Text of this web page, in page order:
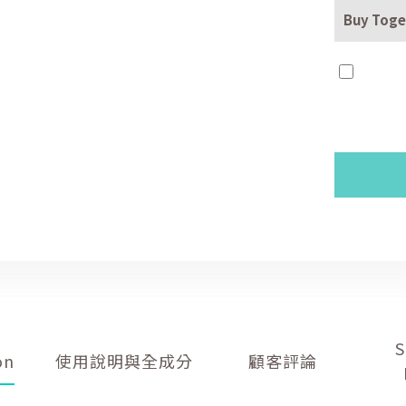
Buy
Description
Customer
Reviews